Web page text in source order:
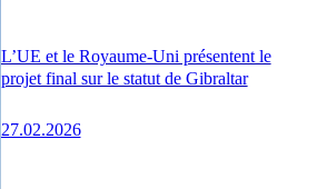
L’UE et le Royaume-Uni présentent le
projet final sur le statut de Gibraltar
27.02.2026